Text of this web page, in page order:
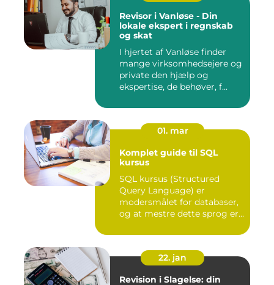
Revisor i Vanløse - Din
lokale ekspert i regnskab
og skat
I hjertet af Vanløse finder
mange virksomhedsejere og
private den hjælp og
ekspertise, de behøver, f...
01. mar
Komplet guide til SQL
kursus
SQL kursus (Structured
Query Language) er
modersmålet for databaser,
og at mestre dette sprog er
22. jan
Revision i Slagelse: din